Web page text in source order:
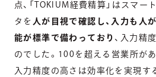
点、「TOKIUM経費精算」はスマー
タを 人が目視で確認し、入力も人
能が標準で備わっており 、入力精
のでした。100を超える営業所が
入力精度の高さは効率化を実現す